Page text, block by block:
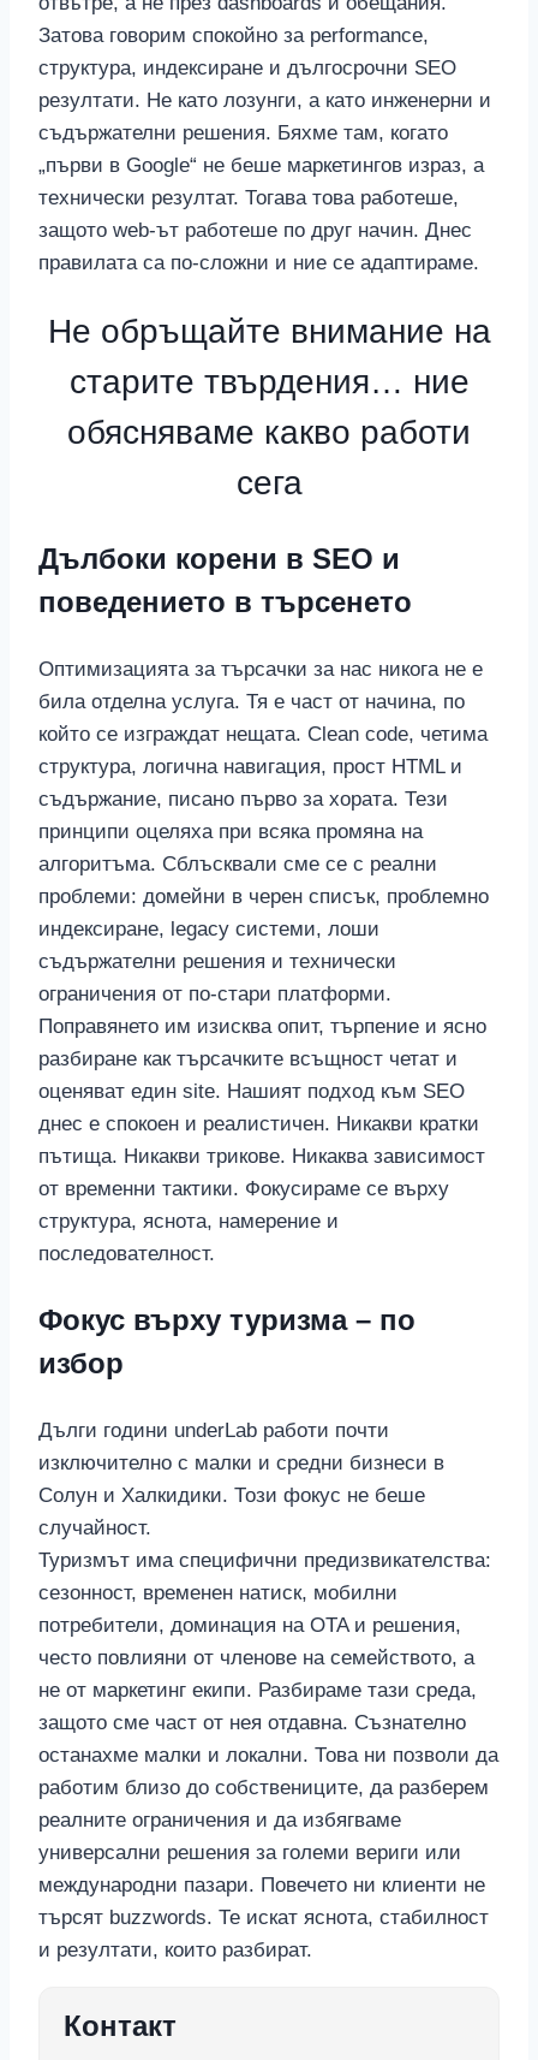
Затова говорим спокойно за performance,
структура, индексиране и дългосрочни SEO
резултати. Не като лозунги, а като инженерни и
съдържателни решения. Бяхме там, когато
„първи в Google“ не беше маркетингов израз, а
технически резултат. Тогава това работеше,
защото web-ът работеше по друг начин. Днес
правилата са по-сложни и ние се адаптираме.
Не обръщайте внимание на
старите твърдения… ние
обясняваме какво работи
сега
Дълбоки корени в SEO и
поведението в търсенето
Оптимизацията за търсачки за нас никога не е
била отделна услуга. Тя е част от начина, по
който се изграждат нещата. Clean code, четима
структура, логична навигация, прост HTML и
съдържание, писано първо за хората. Тези
принципи оцеляха при всяка промяна на
алгоритъма. Сблъсквали сме се с реални
проблеми: домейни в черен списък, проблемно
индексиране, legacy системи, лоши
съдържателни решения и технически
ограничения от по-стари платформи.
Поправянето им изисква опит, търпение и ясно
разбиране как търсачките всъщност четат и
оценяват един site. Нашият подход към SEO
днес е спокоен и реалистичен. Никакви кратки
пътища. Никакви трикове. Никаква зависимост
от временни тактики. Фокусираме се върху
структура, яснота, намерение и
последователност.
Фокус върху туризма – по
избор
Дълги години underLab работи почти
изключително с малки и средни бизнеси в
Солун и Халкидики. Този фокус не беше
случайност.
Туризмът има специфични предизвикателства:
сезонност, временен натиск, мобилни
потребители, доминация на OTA и решения,
често повлияни от членове на семейството, а
не от маркетинг екипи. Разбираме тази среда,
защото сме част от нея отдавна. Съзнателно
останахме малки и локални. Това ни позволи да
работим близо до собствениците, да разберем
реалните ограничения и да избягваме
универсални решения за големи вериги или
международни пазари. Повечето ни клиенти не
търсят buzzwords. Те искат яснота, стабилност
и резултати, които разбират.
Контакт